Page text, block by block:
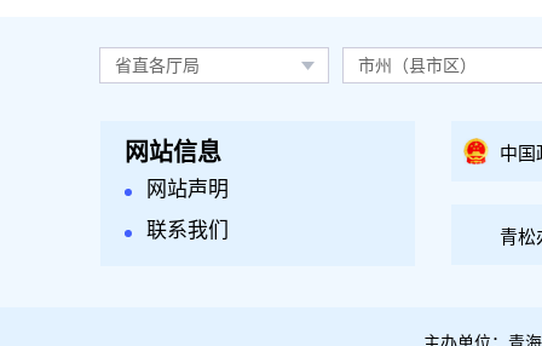
省直各厅局 市州（县市区）
网站信息
网站声明
联系我们
中国
青松